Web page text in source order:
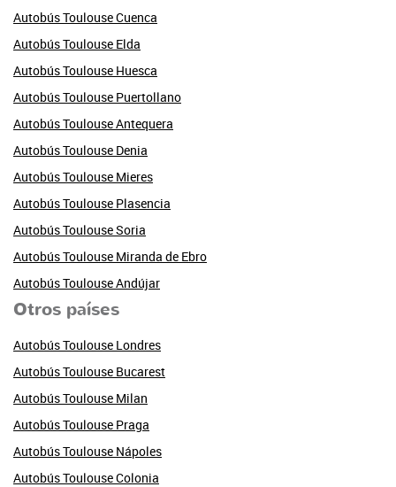
Autobús Toulouse Cuenca
Autobús Toulouse Elda
Autobús Toulouse Huesca
Autobús Toulouse Puertollano
Autobús Toulouse Antequera
Autobús Toulouse Denia
Autobús Toulouse Mieres
Autobús Toulouse Plasencia
Autobús Toulouse Soria
Autobús Toulouse Miranda de Ebro
Autobús Toulouse Andújar
Otros países
Autobús Toulouse Londres
Autobús Toulouse Bucarest
Autobús Toulouse Milan
Autobús Toulouse Praga
Autobús Toulouse Nápoles
Autobús Toulouse Colonia